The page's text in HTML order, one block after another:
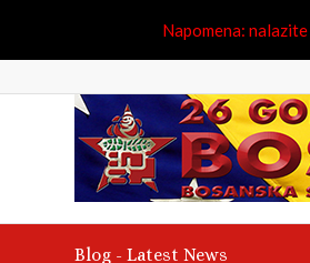
Blog - Latest News
Napomena: